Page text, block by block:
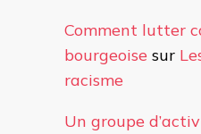
Comment lutter
bourgeoise sur
racisme
Un groupe